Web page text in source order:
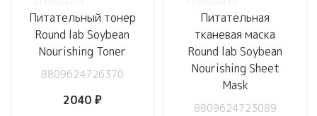
Питательный тонер
Round lab Soybean
Nourishing Toner
8809624726370
2040 ₽
Питательная
тканевая маска
Round lab Soybean
Nourishing Sheet
Mask
8809624723089